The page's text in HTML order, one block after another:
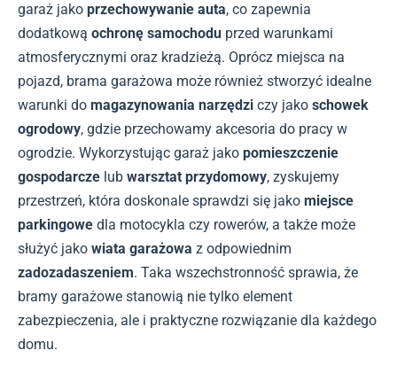
garaż jako przechowywanie auta, co zapewnia
dodatkową ochronę samochodu przed warunkami
atmosferycznymi oraz kradzieżą. Oprócz miejsca na
pojazd, brama garażowa może również stworzyć idealne
warunki do magazynowania narzędzi czy jako schowek
ogrodowy, gdzie przechowamy akcesoria do pracy w
ogrodzie. Wykorzystując garaż jako pomieszczenie
gospodarcze lub warsztat przydomowy, zyskujemy
przestrzeń, która doskonale sprawdzi się jako miejsce
parkingowe dla motocykla czy rowerów, a także może
służyć jako wiata garażowa z odpowiednim
zadozadaszeniem. Taka wszechstronność sprawia, że
bramy garażowe stanowią nie tylko element
zabezpieczenia, ale i praktyczne rozwiązanie dla każdego
domu.